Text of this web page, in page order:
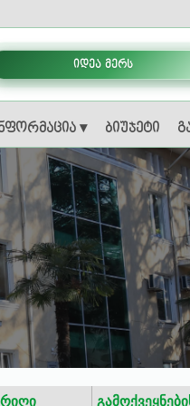
▾ ბიუჯეტი
იდეა მერს